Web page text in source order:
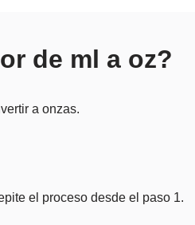
de ml a oz?
a onzas.
el proceso desde el paso 1.